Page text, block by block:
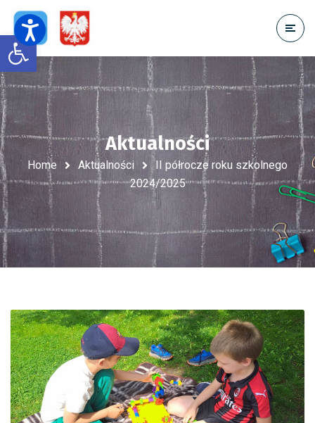
Open toolbar
Aktualności
Home Aktualności
II półrocze roku szkolnego
2024/2025